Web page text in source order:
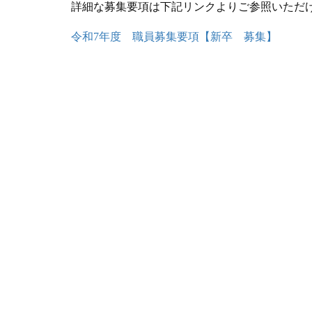
詳細な募集要項は下記リンクよりご参照いただ
令和7年度 職員募集要項【新卒 募集】